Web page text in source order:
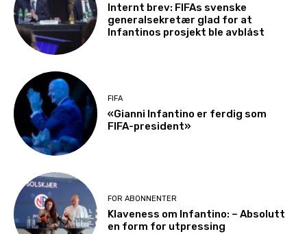
Internt brev: FIFAs svenske
generalsekretær glad for at
Infantinos prosjekt ble avblåst
FIFA
«Gianni Infantino er ferdig som
FIFA-president»
FOR ABONNENTER
Klaveness om Infantino: – Absolutt
en form for utpressing